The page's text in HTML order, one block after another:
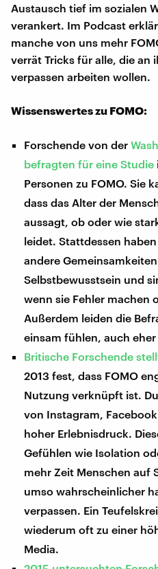
Austausch tief im sozialen
verankert. Im Podcast
manche von uns mehr
verrät Tricks für alle, die an
verpassen arbeiten wollen.
Wissenswertes zu FOMO:
Forschende von der
befragten für eine Studie
Personen zu FOMO. Sie
dass das Alter der
aussagt, ob oder wie
leidet. Stattdessen
andere
Selbstbewusstsein und
wenn sie Fehler machen
Außerdem leiden die
einsam fühlen, auch eher
Britische Forschende
2013 fest, dass FOMO
Nutzung verknüpft ist.
von Instagram,
hoher Erlebnisdruck.
Gefühlen wie Isolation
mehr Zeit Menschen auf
umso wahrscheinlicher
verpassen. Ein
wiederum oft zu einer
Media.